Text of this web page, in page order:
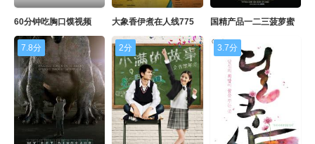
60分钟吃胸口馍视频 大象香伊煮在人线775 国精产品一二三菠萝蜜
7.8分 2分 3.7分